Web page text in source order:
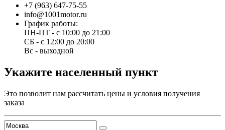
+7 (963) 647-75-55
info@1001motor.ru
График работы:
ПН-ПТ - с 10:00 до 21:00
СБ - с 12:00 до 20:00
Вс - выходной
Укажите населенный пункт
Это позволит нам рассчитать цены и условия получения
заказа